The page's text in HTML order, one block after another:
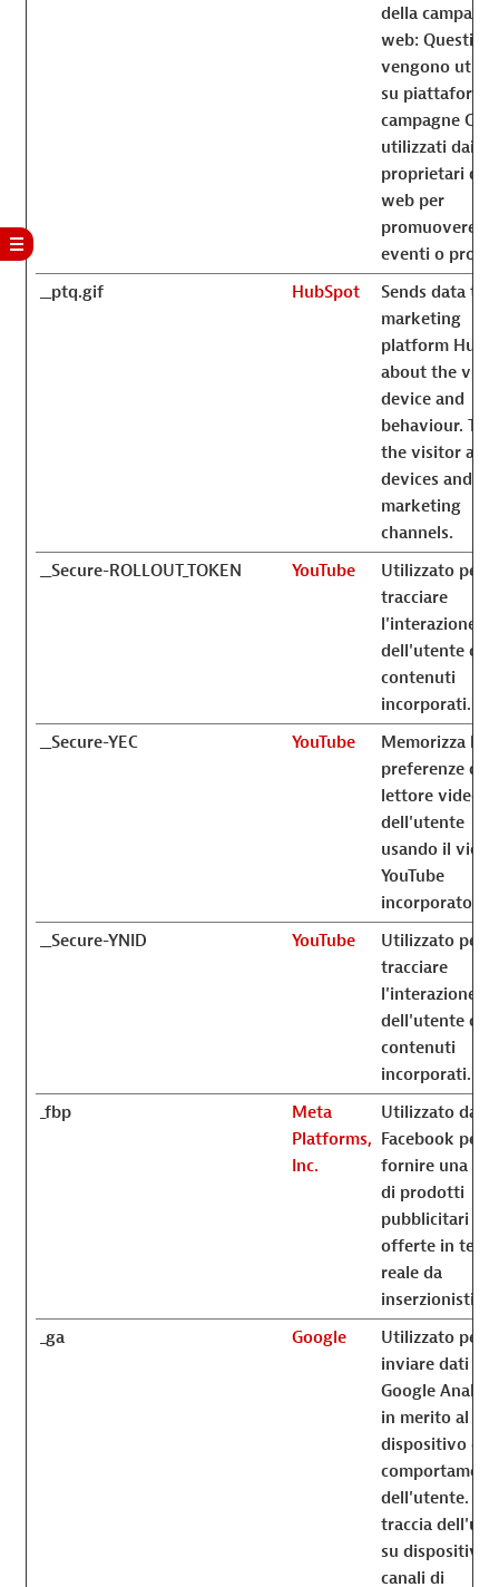
della
web: Questi
vengono
su piattaforme
campagne
utilizzati dai
proprietari dei
web per
promuovere
eventi o
__ptq.gif
HubSpot
Sends data to
marketing
platform
about the
device and
behaviour.
the visitor
devices and
marketing
channels.
__Secure-ROLLOUT_TOKEN
YouTube
Utilizzato per
tracciare
l'interazione
dell'utente
contenuti
incorporati.
__Secure-YEC
YouTube
Memorizza le
preferenze del
lettore video
dell'utente
usando il video
YouTube
incorporato
__Secure-YNID
YouTube
Utilizzato per
tracciare
l'interazione
dell'utente
contenuti
incorporati.
_fbp
Meta
Platforms,
Inc.
Utilizzato da
Facebook per
fornire una
di prodotti
pubblicitari
offerte in
reale da
inserzionisti
_ga
Google
Utilizzato per
inviare dati a
Google
in merito al
dispositivo e al
dell'utente.
traccia
su dispositivi e
canali di